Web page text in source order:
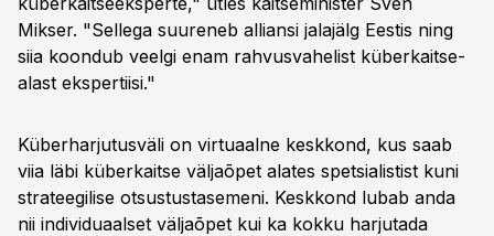
Mikser. "Sellega suureneb alliansi jalajälg Eestis ning
siia koondub veelgi enam rahvusvahelist küberkaitse-
alast ekspertiisi."
Küberharjutusväli on virtuaalne keskkond, kus saab
viia läbi küberkaitse väljaõpet alates spetsialistist kuni
strateegilise otsustustasemeni. Keskkond lubab anda
nii individuaalset väljaõpet kui ka kokku harjutada